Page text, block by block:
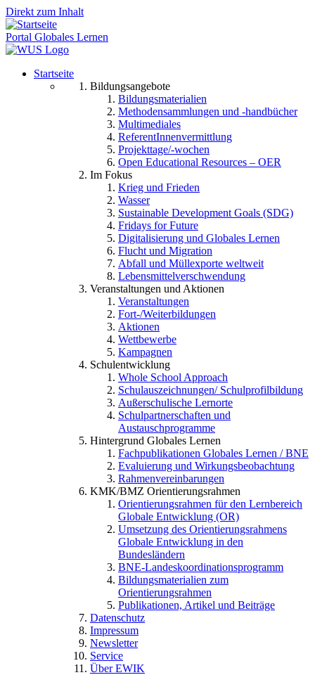
Direkt zum Inhalt
Portal Globales Lernen
Startseite
Bildungsangebote
Bildungsmaterialien
Methodensammlungen und -handbücher
Multimediales
ReferentInnenvermittlung
Projekttage/-wochen
Open Educational Resources – OER
Im Fokus
Krieg und Frieden
Wasser
Sustainable Development Goals (SDG)
Fridays for Future
Digitalisierung und Globales Lernen
Flucht und Migration
Abfall und Müllexporte weltweit
Lebensmittelverschwendung
Veranstaltungen und Aktionen
Veranstaltungen
Fort-/Weiterbildungen
Aktionen
Wettbewerbe
Kampagnen
Schulentwicklung
Whole School Approach
Schulauszeichnungen/ Schulprofilbildung
Außerschulische Lernorte
Schulpartnerschaften und
Austauschprogramme
Hintergrund Globales Lernen
Fachpublikationen Globales Lernen / BNE
Evaluierung und Wirkungsbeobachtung
Rahmenvereinbarungen
KMK/BMZ Orientierungsrahmen
Orientierungsrahmen für den Lernbereich
Globale Entwicklung (OR)
Umsetzung des Orientierungsrahmens
Globale Entwicklung in den
Bundesländern
BNE-Landeskoordinationsprogramm
Bildungsmaterialien zum
Orientierungsrahmen
Publikationen, Artikel und Beiträge
Datenschutz
Impressum
Newsletter
Service
Über EWIK